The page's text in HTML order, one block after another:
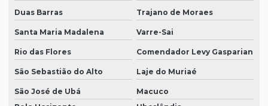
Duas Barras Trajano de Moraes
Santa Maria Madalena Varre-Sai
Rio das Flores Comendador Levy Gasparian
São Sebastião do Alto Laje do Muriaé
São José de Ubá
Macuco